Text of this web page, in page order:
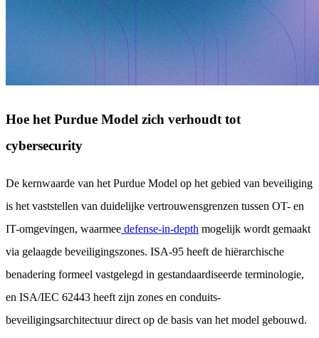
Hoe het Purdue Model zich verhoudt tot
cybersecurity
De kernwaarde van het Purdue Model op het gebied van beveiliging
is het vaststellen van duidelijke vertrouwensgrenzen tussen OT- en
IT-omgevingen, waarmee defense-in-depth mogelijk wordt gemaakt
via gelaagde beveiligingszones. ISA-95 heeft de hiërarchische
benadering formeel vastgelegd in gestandaardiseerde terminologie,
en ISA/IEC 62443 heeft zijn zones en conduits-
beveiligingsarchitectuur direct op de basis van het model gebouwd.